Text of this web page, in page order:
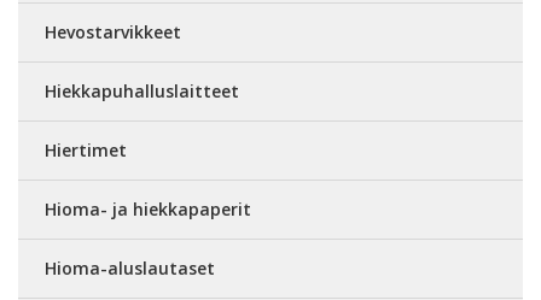
Hevostarvikkeet
Hiekkapuhalluslaitteet
Hiertimet
Hioma- ja hiekkapaperit
Hioma-aluslautaset